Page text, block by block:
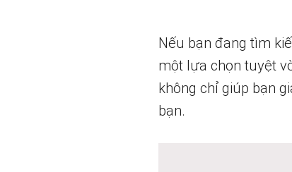
Nếu bạn đang tìm
một lựa chọn tuyệt
không chỉ giúp bạn
bạn.